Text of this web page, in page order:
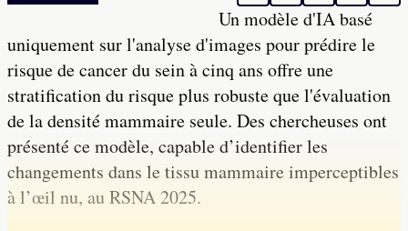
Un modèle d'IA basé
uniquement sur l'analyse d'images pour prédire le
risque de cancer du sein à cinq ans offre une
stratification du risque plus robuste que l'évaluation
de la densité mammaire seule. Des chercheuses ont
présenté ce modèle, capable d’identifier les
changements dans le tissu mammaire imperceptibles
à l’œil nu, au RSNA 2025.